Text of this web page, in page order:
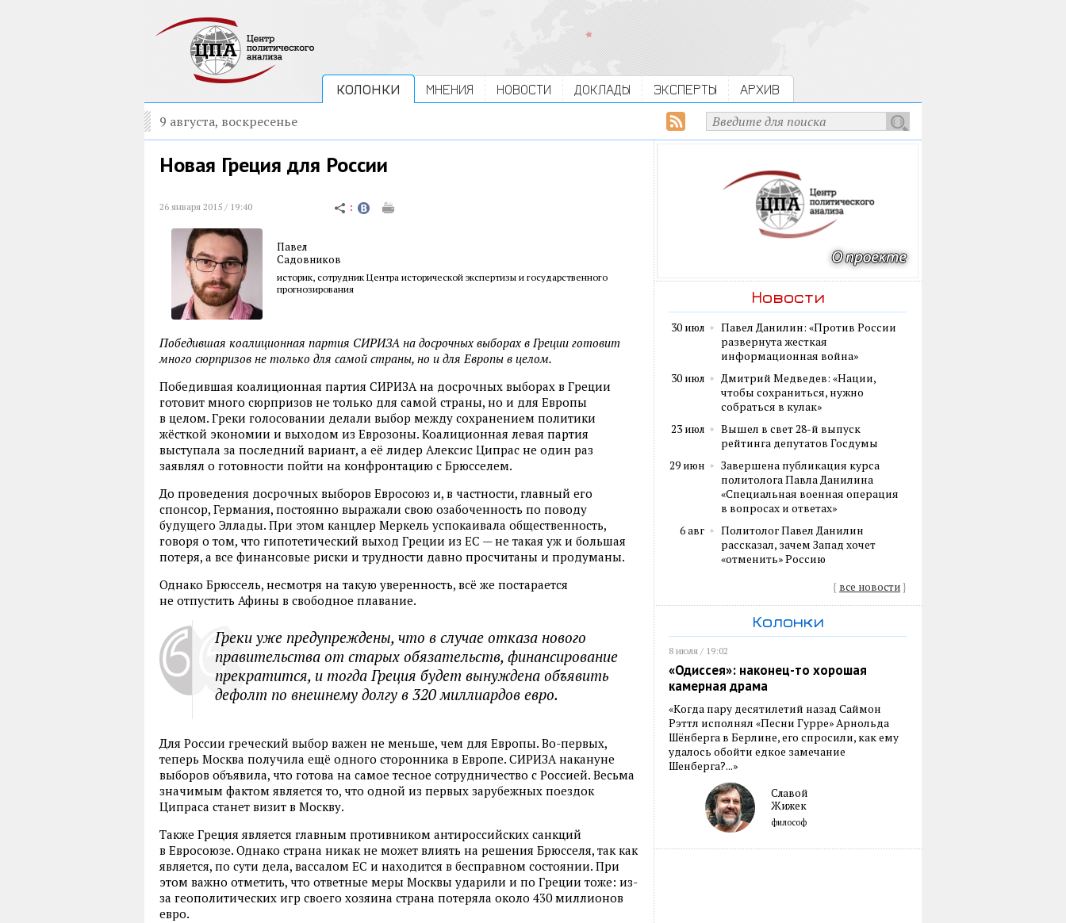
КОЛОНКИ МНЕНИЯ НОВОСТИ ДОКЛАДЫ ЭКСПЕРТЫ АРХИВ
9 августа, воскресенье
Новая Греция для России
26 января 2015 / 19:40
Павел
Садовников
историк, сотрудник Центра исторической экспертизы и государственного
прогнозирования
Победившая коалиционная партия СИРИЗА на досрочных выборах в Греции готовит
много сюрпризов не только для самой страны, но и для Европы в целом.
Победившая коалиционная партия СИРИЗА на досрочных выборах в Греции
готовит много сюрпризов не только для самой страны, но и для Европы
в целом. Греки голосовании делали выбор между сохранением политики
жёсткой экономии и выходом из Еврозоны. Коалиционная левая партия
выступала за последний вариант, а её лидер Алексис Ципрас не один раз
заявлял о готовности пойти на конфронтацию с Брюсселем.
До проведения досрочных выборов Евросоюз и, в частности, главный его
спонсор, Германия, постоянно выражали свою озабоченность по поводу
будущего Эллады. При этом канцлер Меркель успокаивала общественность,
говоря о том, что гипотетический выход Греции из ЕС — не такая уж и большая
потеря, а все финансовые риски и трудности давно просчитаны и продуманы.
Однако Брюссель, несмотря на такую уверенность, всё же постарается
не отпустить Афины в свободное плавание.
Греки уже предупреждены, что в случае отказа нового
правительства от старых обязательств, финансирование
прекратится, и тогда Греция будет вынуждена объявить
дефолт по внешнему долгу в 320 миллиардов евро.
Для России греческий выбор важен не меньше, чем для Европы. Во-первых,
теперь Москва получила ещё одного сторонника в Европе. СИРИЗА накануне
выборов объявила, что готова на самое тесное сотрудничество с Россией. Весьма
значимым фактом является то, что одной из первых зарубежных поездок
Ципраса станет визит в Москву.
Также Греция является главным противником антироссийских санкций
в Евросоюзе. Однако страна никак не может влиять на решения Брюсселя, так как
является, по сути дела, вассалом ЕС и находится в бесправном состоянии. При
этом важно отметить, что ответные меры Москвы ударили и по Греции тоже: из-
за геополитических игр своего хозяина страна потеряла около 430 миллионов
евро.
Новости
30 июл
Павел Данилин: «Против России
развернута жесткая
информационная война»
30 июл
Дмитрий Медведев: «Нации,
чтобы сохраниться, нужно
собраться в кулак»
23 июл
Вышел в свет 28-й выпуск
рейтинга депутатов Госдумы
29 июн
Завершена публикация курса
политолога Павла Данилина
«Специальная военная операция
в вопросах и ответах»
6 авг
Политолог Павел Данилин
рассказал, зачем Запад хочет
«отменить» Россию
{ все новости}
Колонки
8 июля / 19:02
«Одиссея»: наконец-то хорошая
камерная драма
«Когда пару десятилетий назад Саймон
Рэттл исполнял «Песни Гурре» Арнольда
Шёнберга в Берлине, его спросили, как ему
удалось обойти едкое замечание
Шенберга?...»
Славой
Жижек
философ